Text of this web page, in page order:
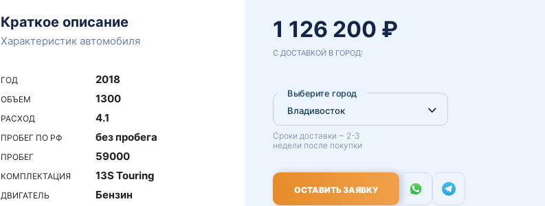
Краткое описание
Характеристик автомобиля
ГОД 2018
ОБЪЕМ 1300
РАСХОД 4.1
ПРОБЕГ ПО РФ без пробега
ПРОБЕГ 59000
КОМПЛЕКТАЦИЯ 13S Touring
ДВИГАТЕЛЬ Бензин
1 126 200 ₽
С ДОСТАВКОЙ В ГОРОД:
Выберите город
Сроки доставки ~ 2-3
недели после покупки
ОСТАВИТЬ ЗАЯВКУ